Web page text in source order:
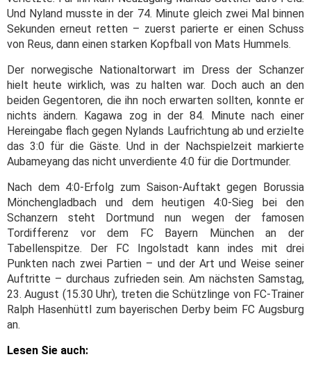
Und Nyland musste in der 74. Minute gleich zwei Mal binnen
Sekunden erneut retten – zuerst parierte er einen Schuss
von Reus, dann einen starken Kopfball von Mats Hummels.
Der norwegische Nationaltorwart im Dress der Schanzer
hielt heute wirklich, was zu halten war. Doch auch an den
beiden Gegentoren, die ihn noch erwarten sollten, konnte er
nichts ändern. Kagawa zog in der 84. Minute nach einer
Hereingabe flach gegen Nylands Laufrichtung ab und erzielte
das 3:0 für die Gäste. Und in der Nachspielzeit markierte
Aubameyang das nicht unverdiente 4:0 für die Dortmunder.
Nach dem 4:0-Erfolg zum Saison-Auftakt gegen Borussia
Mönchengladbach und dem heutigen 4:0-Sieg bei den
Schanzern steht Dortmund nun wegen der famosen
Tordifferenz vor dem FC Bayern München an der
Tabellenspitze. Der FC Ingolstadt kann indes mit drei
Punkten nach zwei Partien – und der Art und Weise seiner
Auftritte – durchaus zufrieden sein. Am nächsten Samstag,
23. August (15.30 Uhr), treten die Schützlinge von FC-Trainer
Ralph Hasenhüttl zum bayerischen Derby beim FC Augsburg
an.
Lesen Sie auch: